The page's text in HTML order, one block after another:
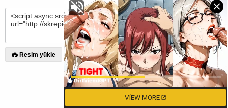
VIEW MORE
KOPYALA
Resim yükle